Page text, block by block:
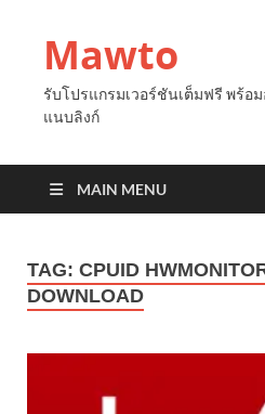
Mawto
รับโปรแกรมเวอร์ชันเต็มฟรี พร้อ
แนบลิงก์
MAIN MENU
TAG: CPUID
DOWNLOAD